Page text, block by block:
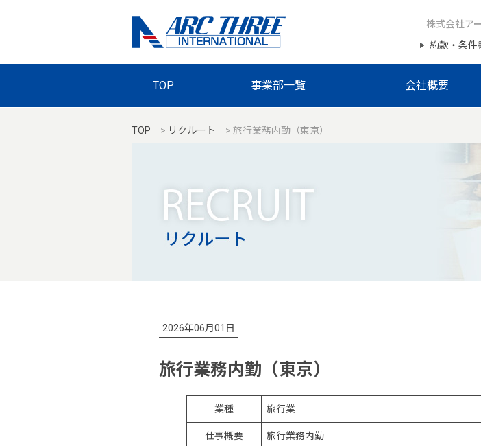
株式会社ア
約款・条件
TOP 事業部一覧 会社概要
TOP > リクルート > 旅行業務内勤（東京）
2026年06月01日
旅行業務内勤（東京）
業種 旅行業
仕事概要 旅行業務内勤